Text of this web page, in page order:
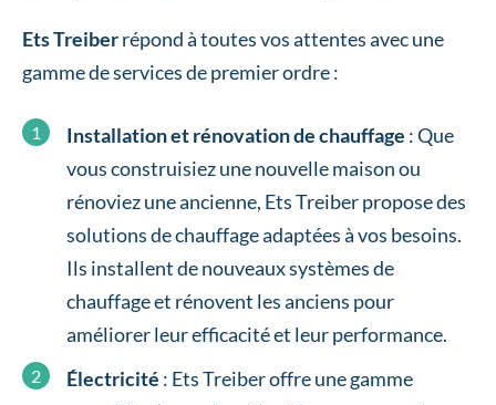
Ets Treiberrépond à toutes vos attentes avec une
gamme de services de premier ordre :
Installation et rénovation de chauffage : Que
vous construisiez une nouvelle maison ou
rénoviez une ancienne, Ets Treiber propose des
solutions de chauffage adaptées à vos besoins.
Ils installent de nouveaux systèmes de
chauffage et rénovent les anciens pour
améliorer leur efficacité et leur performance.
Électricité : Ets Treiber offre une gamme